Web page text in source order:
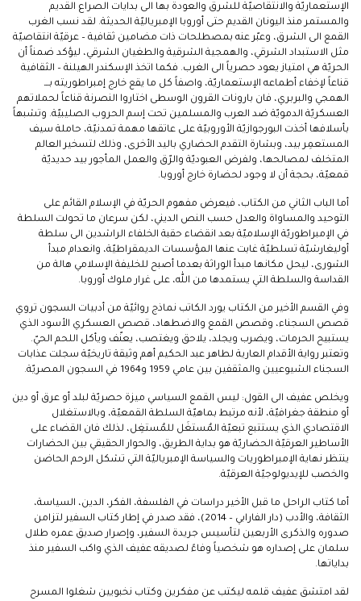
الإستعماريّة والانتقاصيّة للشرق والعودة بها الى بدايات الصراع القديم
والمستمر منذ اليونان القديم حتى أوروبا الإمبرياليّة الحديثة. لقد نسب الغرب
القمع الى الشرق، وعبّر عنه بمصطلحات ذات مضامين ثقافية – عرقيّة انتقاصيّة
مثل الاستبداد الشرقي، والهمجية الشرقية والطغيان الشرقي، ليؤكد ضمناً أن
الحريّة هي امتياز يعود حصرياً الى الغرب. فكما اتخذ الإسكندر الهيلنة – الثقافية
قناعاً لإخفاء أطماعه الإستعماريّة، واصفاً كل ما يقع خارج إمبراطوريته بـــ
الهمجي والبربري، فان بارونات القرون الوسطى اختاروا النصرنة قناعاً لحملاتهم
العسكريّة الدمويّة ضد العرب والمسلمين تحت إسم الحروب الصليبيّة. وتشبهاً
بأسلافها أخذت البورجوازيّة الأوروبيّة على عاتقها مهمة تمدنيّة، حاملة سيف
المستعمِر بيد، وبشارة التقدم الحضاري باليد الأخرى، وذلك لتسخير العالم
المتخلف لمصالحها، ولفرض العبوديّة والرّق والعمل المأجور بيد حديديّة
قمعيّة، بحجة أن لا وجود لحضارة خارج أوروبا.
أما الباب الثاني من الكتاب، فيعرض مفهوم الحريّة في الإسلام القائم على
التوحيد والمساواة والعدل حسب النص الديني، لكن سرعان ما تحولت السلطة
في الإمبراطوريّة الإسلاميّة بعد انقضاء حقبة الخلفاء الراشدين الى سلطة
أوليغارشيّة تسلطيّة غابت عنها المؤسسات الديمقراطيّة، وانعدام مبدأ
الشورى، ليحل مكانها مبدأ الوراثة بعدما أصبح للخليفة الإسلامي هالة من
القداسة والسلطة التي يستمدها من الله، على غرار ملوك أوروبا.
وفي القسم الأخير من الكتاب يورد الكاتب نماذج روائيّة من أدبيات السجون تروي
قصص السجناء، وقصص القمع والاضطهاد، قصص العسكري الأسود الذي
يستبيح الحرمات، ويضرب ويجلد، يلاحق ويغتصب، يعنّف ويأكل اللحم الحيّ.
وتعتبر رواية الأقدام العارية لطاهر عبد الحكيم أهم وثيقة تاريخيّة سجلت عذابات
السجناء الشيوعيين والمثقفين بين عامي 1959 و1964 في السجون المصريّة.
ويخلص عفيف الى القول: ليس القمع السياسي ميزة حصريّة لبلد أو عرق أو دين
أو منطقة جغرافيّة، لأنه مرتبط بماهيّة السلطة القمعيّة، وبالاستغلال
الاقتصادي الذي يستتبع تبعيّة المٌستغَل للمٌستغِل، لذلك فان القضاء على
الأساطير العرقيّة الحضاريّة هو بداية الطريق، والحوار الحقيقي بين الحضارات
ينتظر نهاية الإمبراطوريات والسياسة الإمبرياليّة التي تشكل الرحم الحاضن
والخصب للإيديولوجيّة العرقيّة.
أما كتاب الراحل ما قبل الأخير دراسات في الفلسفة، الفكر، الدين، السياسة،
الثقافة، والأدب (دار الفارابي – 2014)، فقد صدر في إطار كتاب السفير لتزامن
صدوره والذكرى الأربعين لتأسيس جريدة السفير، وإصرار صديق عمره طلال
سلمان على إصداره هو شخصياً وفاءً لصديقه عفيف الذي واكب السفير منذ
بداياتها.
لقد امتشق عفيف قلمه ليكتب عن مفكرين وكتاب نخبويين شغلوا المسرح